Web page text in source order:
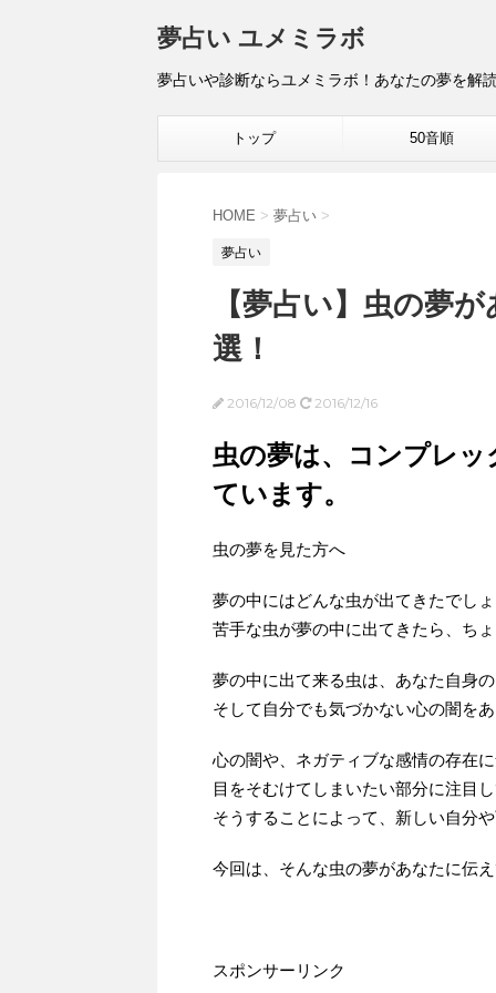
夢占い ユメミラボ
夢占いや診断ならユメミラボ！あなたの夢を解読
トップ 50音順
HOME > 夢占い >
夢占い
【夢占い】虫の夢
選！
2016/12/08 2016/12/16
虫の夢は、コンプレ
ています。
虫の夢を見た方へ
夢の中にはどんな虫が出てきたでしょ
苦手な虫が夢の中に出てきたら、ち
夢の中に出て来る虫は、あなた自身
そして自分でも気づかない心の闇をあ
心の闇や、ネガティブな感情の存在
目をそむけてしまいたい部分に注目
そうすることによって、新しい自分
今回は、そんな虫の夢があなたに伝
スポンサーリンク